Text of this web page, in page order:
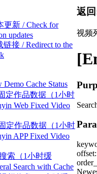
新 / Check for
updates
接 / Redirect to the
Cache Status
定作品数据（1小时
Web Fixed Video
定作品数据（1小时
APP Fixed Video
索（1小时缓
Search with Cache
返
视频